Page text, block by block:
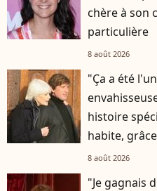
chère à son
particulière
8 août 2026
"Ça a été
histoire
habite,
Hardy
8 août 2026
"Je gagnais